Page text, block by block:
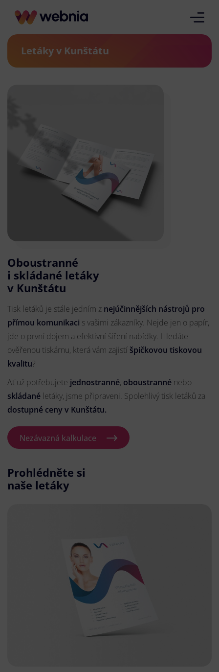
Letáky v Kunštátu
Oboustranné
i skládané letáky
v Kunštátu
Tisk letáků je stále jedním z nejúčinnějších nástrojů pro
přímou komunikaci s vašimi zákazníky. Nejde jen o papír,
jde o první dojem a efektivní šíření nabídky. Hledáte
ověřenou tiskárnu, která vám zajistí špičkovou tiskovou
kvalitu?
Ať už potřebujete jednostranné, oboustranné nebo
skládané letáky, jsme připraveni. Spolehlivý tisk letáků za
dostupné ceny v Kunštátu.
Nezávazná kalkulace
Prohlédněte si
naše letáky